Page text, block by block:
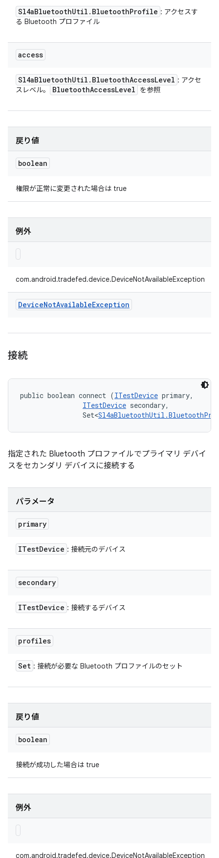
Sl4aBluetoothUtil . BluetoothProfile : アクセスす
る Bluetooth プロファイル
access
Sl4aBluetoothUtil . BluetoothAccessLevel : アクセ
スレベル。
BluetoothAccessLevel を参照
戻り値
boolean
権限が正常に変更された場合は true
例外
com.android.tradefed.device.DeviceNotAvailableException
DeviceNotAvailableException
接続
public boolean connect (ITestDevice primary,
ITestDevice secondary,
                Set<
指定された Bluetooth プロファイルでプライマリ デバイ
スをセカンダリ デバイスに接続する
パラメータ
primary
ITestDevice : 接続元のデバイス
secondary
ITestDevice : 接続するデバイス
profiles
Set : 接続が必要な Bluetooth プロファイルのセット
戻り値
boolean
接続が成功した場合は true
例外
com.android.tradefed.device.DeviceNotAvailableException